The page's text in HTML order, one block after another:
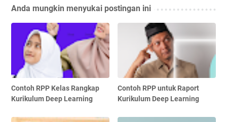
Anda mungkin menyukai postingan ini
Contoh RPP Kelas Rangkap
Kurikulum Deep Learning
Contoh RPP untuk Raport
Kurikulum Deep Learning